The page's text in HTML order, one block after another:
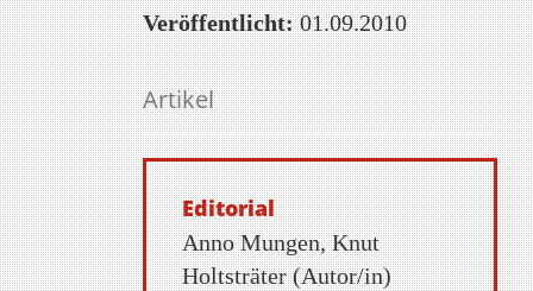
Veröffentlicht:01.09.2010
Artikel
Editorial
Anno Mungen, Knut
Holtsträter (Autor/in)